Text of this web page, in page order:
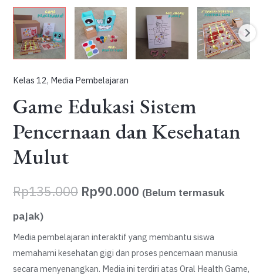
Kelas 12, Media Pembelajaran
Game Edukasi Sistem
Pencernaan dan Kesehatan
Mulut
Rp135.000 Harga
adalah:
Rp135.000.
Rp90.000 Harga
ini
adalah:
(Belum termasuk
pajak)
Media pembelajaran interaktif yang membantu siswa
memahami kesehatan gigi dan proses pencernaan manusia
secara menyenangkan. Media ini terdiri atas Oral Health Game,